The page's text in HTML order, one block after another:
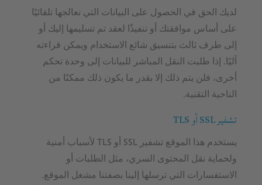
لديك الحق في الحصول على البيانات التي نعالجها تلقائيًا
على أساس موافقتك أو تنفيذًا لعقد تم تسليمها إليك أو
إلى طرف ثالث بتنسيق شائع الاستخدام ويمكن قراءته
آليًا. إذا طلبت النقل المباشر للبيانات إلى وحدة تحكم
أخرى، فلن يتم ذلك إلا بقدر ما يكون ذلك ممكنًا من
الناحية التقنية.
تشفير SSL أو TLS
يستخدم هذا الموقع تشفير SSL أو TLS لأسباب أمنية
ولحماية نقل المحتوى السري، مثل الطلبات أو
الاستفسارات التي ترسلها إلينا بصفتنا مشغل الموقع.